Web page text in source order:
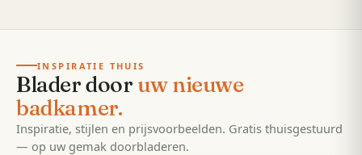
EDITIE2026· 55 pagina's
INSPIRATIE THUIS
Blader door uw nieuwe
badkamer.
Inspiratie, stijlen en prijsvoorbeelden. Gratis thuisgestuurd
— op uw gemak doorbladeren.